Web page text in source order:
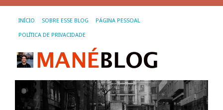
INÍCIO SOBRE ESSE BLOG PÁGINA PESSOAL
POLÍTICA DE PRIVACIDADE